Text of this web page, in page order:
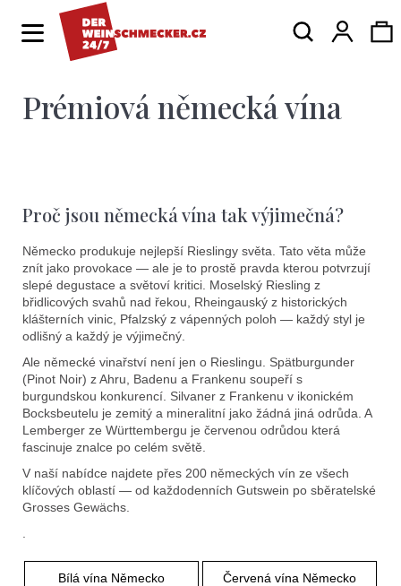
Hledat
Prémiová německá vína
Proč jsou německá vína tak výjimečná?
Německo produkuje nejlepší Rieslingy světa. Tato věta může
znít jako provokace — ale je to prostě pravda kterou potvrzují
slepé degustace a světoví kritici. Moselský Riesling z
břidlicových svahů nad řekou, Rheingauský z historických
klášterních vinic, Pfalzský z vápenných poloh — každý styl je
odlišný a každý je výjimečný.
Ale německé vinařství není jen o Rieslingu. Spätburgunder
(Pinot Noir) z Ahru, Badenu a Frankenu soupeří s
burgundskou konkurencí. Silvaner z Frankenu v ikonickém
Bocksbeutelu je zemitý a mineralitní jako žádná jiná odrůda. A
Lemberger ze Württembergu je červenou odrůdou která
fascinuje znalce po celém světě.
V naší nabídce najdete přes 200 německých vín ze všech
klíčových oblastí — od každodenních Gutswein po sběratelské
Grosses Gewächs.
Bílá vína Německo Červená vína Německo
Zpět
Zpět
C
t
ř
e
b
u
j
e
t
e
n
a
j